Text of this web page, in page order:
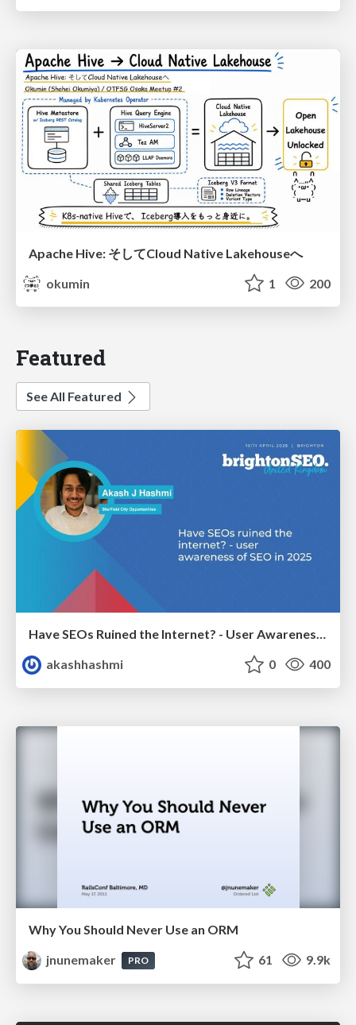
Apache Hive: そしてCloud Native Lakehouseへ
okumin
1 200
Featured
See All Featured
Have SEOs Ruined the Internet? - User Awareness of SEO in 2025
akashhashmi
0 400
Why You Should Never Use an ORM
jnunemaker
PRO 61 9.9k